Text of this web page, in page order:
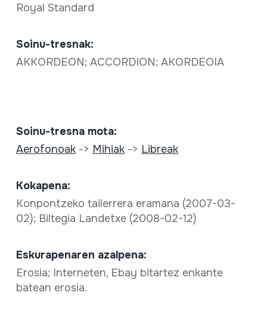
Royal Standard
Soinu-tresnak:
AKKORDEON; ACCORDION; AKORDEOIA
Soinu-tresna mota:
Aerofonoak-> Mihiak-> Libreak
Kokapena:
Konpontzeko tailerrera eramana (2007-03-
02); Biltegia Landetxe (2008-02-12)
Eskurapenaren azalpena:
Erosia; Interneten, Ebay bitartez enkante
batean erosia.